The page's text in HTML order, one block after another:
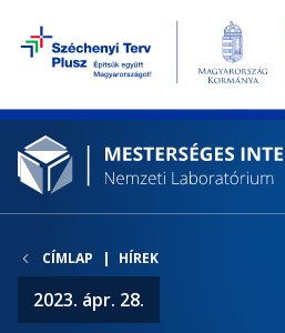
CÍMLAP HÍREK
2023. ápr. 28.